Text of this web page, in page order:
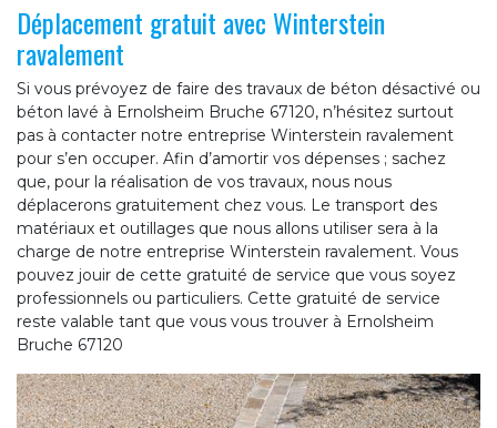
Déplacement gratuit avec Winterstein
ravalement
Si vous prévoyez de faire des travaux de béton désactivé ou
béton lavé à Ernolsheim Bruche 67120, n’hésitez surtout
pas à contacter notre entreprise Winterstein ravalement
pour s’en occuper. Afin d’amortir vos dépenses ; sachez
que, pour la réalisation de vos travaux, nous nous
déplacerons gratuitement chez vous. Le transport des
matériaux et outillages que nous allons utiliser sera à la
charge de notre entreprise Winterstein ravalement. Vous
pouvez jouir de cette gratuité de service que vous soyez
professionnels ou particuliers. Cette gratuité de service
reste valable tant que vous vous trouver à Ernolsheim
Bruche 67120